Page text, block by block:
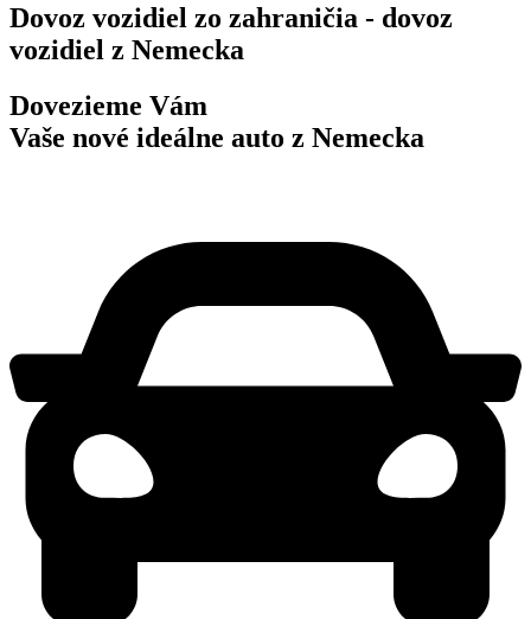
Dovoz vozidiel zo zahraničia - dovoz
vozidiel z Nemecka
Dovezieme Vám
Vaše nové ideálne auto z Nemecka